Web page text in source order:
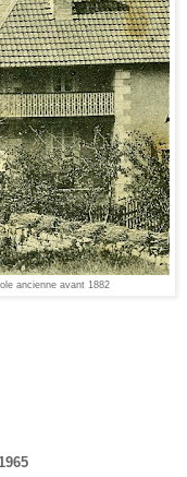
ancienne avant 1882